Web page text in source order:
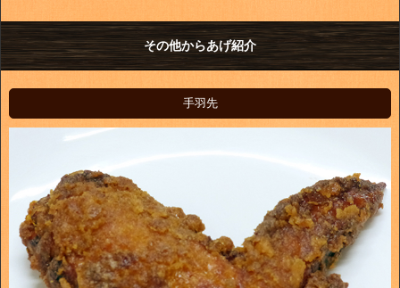
その他からあげ紹介
手羽先